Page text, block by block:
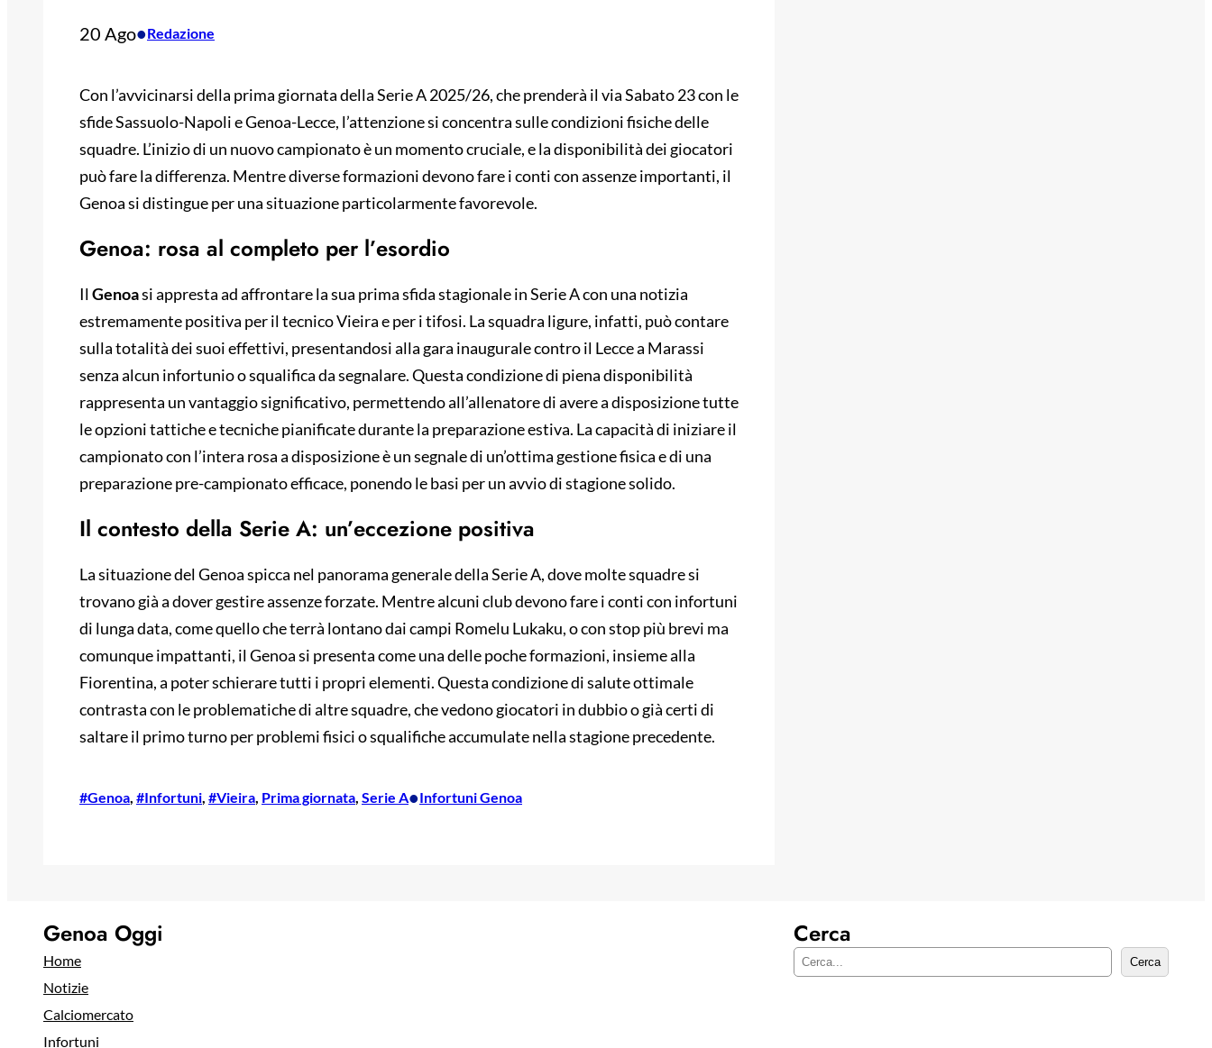
20 Ago•Redazione
Con l’avvicinarsi della prima giornata della Serie A 2025/26, che prenderà il via Sabato 23 con le
sfide Sassuolo-Napoli e Genoa-Lecce, l’attenzione si concentra sulle condizioni fisiche delle
squadre. L’inizio di un nuovo campionato è un momento cruciale, e la disponibilità dei giocatori
può fare la differenza. Mentre diverse formazioni devono fare i conti con assenze importanti, il
Genoa si distingue per una situazione particolarmente favorevole.
Genoa: rosa al completo per l’esordio
IlGenoasi appresta ad affrontare la sua prima sfida stagionale in Serie A con una notizia
estremamente positiva per il tecnico Vieira e per i tifosi. La squadra ligure, infatti, può contare
sulla totalità dei suoi effettivi, presentandosi alla gara inaugurale contro il Lecce a Marassi
senza alcun infortunio o squalifica da segnalare. Questa condizione di piena disponibilità
rappresenta un vantaggio significativo, permettendo all’allenatore di avere a disposizione tutte
le opzioni tattiche e tecniche pianificate durante la preparazione estiva. La capacità di iniziare il
campionato con l’intera rosa a disposizione è un segnale di un’ottima gestione fisica e di una
preparazione pre-campionato efficace, ponendo le basi per un avvio di stagione solido.
Il contesto della Serie A: un’eccezione positiva
La situazione del Genoa spicca nel panorama generale della Serie A, dove molte squadre si
trovano già a dover gestire assenze forzate. Mentre alcuni club devono fare i conti con infortuni
di lunga data, come quello che terrà lontano dai campi Romelu Lukaku, o con stop più brevi ma
comunque impattanti, il Genoa si presenta come una delle poche formazioni, insieme alla
Fiorentina, a poter schierare tutti i propri elementi. Questa condizione di salute ottimale
contrasta con le problematiche di altre squadre, che vedono giocatori in dubbio o già certi di
saltare il primo turno per problemi fisici o squalifiche accumulate nella stagione precedente.
#Genoa, #Infortuni, #Vieira, Prima giornata, Serie A•Infortuni Genoa
Genoa Oggi
Home
Notizie
Calciomercato
Infortuni
Cerca
C
Cerca